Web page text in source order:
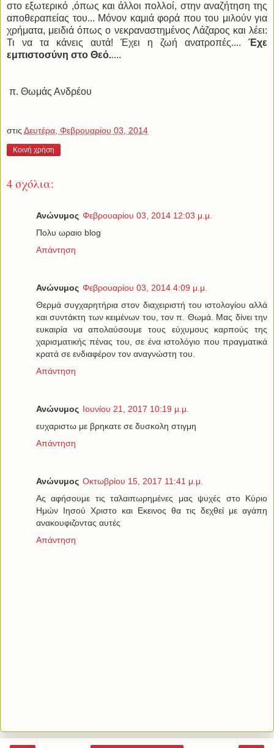
στο εξωτερικό ,όπως και άλλοι πολλοί, στην αναζήτηση της
αποθεραπείας του... Μόνον καμιά φορά που του μιλούν για
χρήματα, μειδιά όπως ο νεκραναστημένος Λάζαρος και λέει:
Τι να τα κάνεις αυτά! Έχει η ζωή ανατροπές.... Έχε
εμπιστοσύνη στο Θεό.....
π. Θωμάς Ανδρέου
στις Δευτέρα, Φεβρουαρίου 03, 2014
Κοινή χρήση
4 σχόλια:
Ανώνυμος Φεβρουαρίου 03, 2014 12:03 μ.μ.
Πολυ ωραιο blog
Απάντηση
Ανώνυμος Φεβρουαρίου 03, 2014 4:09 μ.μ.
Θερμά συγχαρητήρια στον διαχειριστή του ιστολογίου αλλά
και συντάκτη των κειμένων του, τον π. Θωμά. Μας δίνει την
ευκαιρία να απολαύσουμε τους εύχυμους καρπούς της
χαρισματικής πένας του, σε ένα ιστολόγιο που πραγματικά
κρατά σε ενδιαφέρον τον αναγνώστη του.
Απάντηση
Ανώνυμος Ιουνίου 21, 2017 10:19 μ.μ.
ευχαριστω με βρηκατε σε δυσκολη στιγμη
Απάντηση
Ανώνυμος Οκτωβρίου 15, 2017 11:41 μ.μ.
Ας αφήσουμε τις ταλαιπωρημένες μας ψυχές στο Κύριο
Ημών Ιησού Χριστο και Εκεινος θα τις δεχθεί με αγάπη
ανακουφιζοντας αυτές
Απάντηση